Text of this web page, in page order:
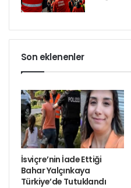
Son eklenenler
İsviçre’nin İade Ettiği
Bahar Yalçınkaya
Türkiye’de Tutuklandı